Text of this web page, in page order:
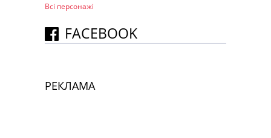
Всі персонажi
FACEBOOK
РЕКЛАМА